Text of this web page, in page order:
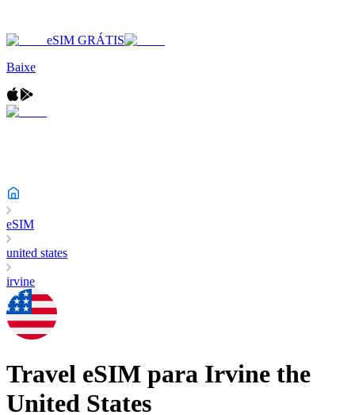
eSIM GRÁTIS
Baixe
eSIM
united states
irvine
Travel eSIM para Irvine the
United States